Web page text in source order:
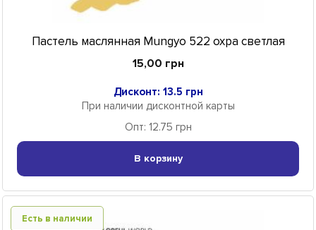
Пастель маслянная Mungyo 522 охра светлая
15,00 грн
Дисконт: 13.5 грн
При наличии дисконтной карты
Опт: 12.75 грн
В корзину
Есть в наличии